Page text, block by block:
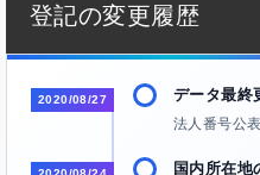
登記の変更履歴
2020/08/27 データ最終
法人番号公
国内所在地